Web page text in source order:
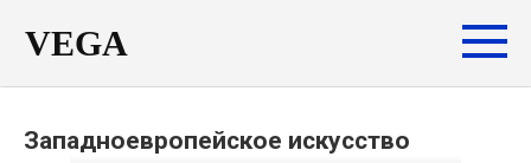
контенту
VEGA
Западноевропейское искусство